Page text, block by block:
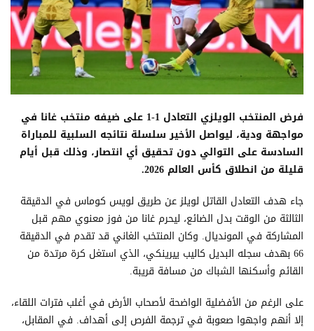
فرض المنتخب الويلزي التعادل 1-1 على ضيفه منتخب غانا في
مواجهة ودية، ليواصل الأخير سلسلة نتائجه السلبية للمباراة
السادسة على التوالي دون تحقيق أي انتصار، وذلك قبل أيام
قليلة من انطلاق كأس العالم 2026.
جاء هدف التعادل القاتل لويلز عن طريق لويس كوماس في الدقيقة
الثالثة من الوقت بدل الضائع، ليحرم غانا من فوز معنوي مهم قبل
المشاركة في المونديال. وكان المنتخب الغاني قد تقدم في الدقيقة
66 بهدف سجله البديل كاليب ييرينكي، الذي استغل كرة مرتدة من
القائم وأسكنها الشباك من مسافة قريبة.
على الرغم من الأفضلية الواضحة لأصحاب الأرض في أغلب فترات اللقاء،
إلا أنهم واجهوا صعوبة في ترجمة الفرص إلى أهداف. في المقابل،